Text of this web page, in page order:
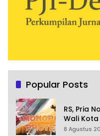
Popular Posts
RS, Pria
Wali
Bagi Bagi
8 Agustus